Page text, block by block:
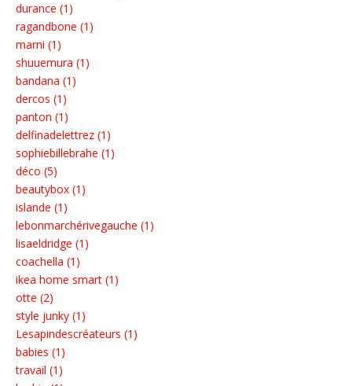
durance (1)
ragandbone (1)
marni (1)
shuuemura (1)
bandana (1)
dercos (1)
panton (1)
delfinadelettrez (1)
sophiebillebrahe (1)
déco (5)
beautybox (1)
islande (1)
lebonmarchérivegauche (1)
lisaeldridge (1)
coachella (1)
ikea home smart (1)
otte (2)
style junky (1)
Lesapindescréateurs (1)
babies (1)
travail (1)